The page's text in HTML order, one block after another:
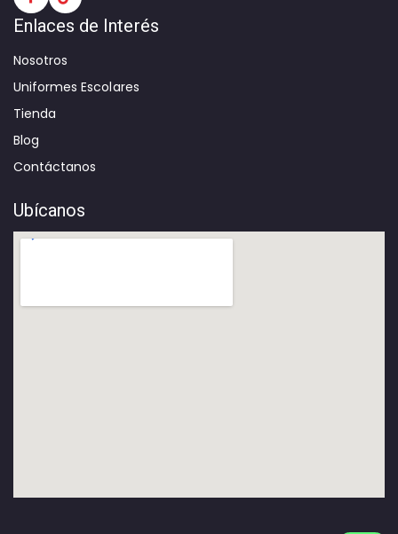
Enlaces de Interés
Nosotros
Uniformes Escolares
Tienda
Blog
Contáctanos
Ubícanos